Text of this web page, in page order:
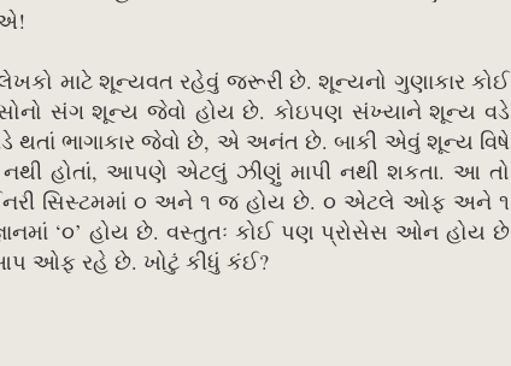
માટે શૂન્યવત રહેવું જરૂરી છે. શૂન્યનો ગુણાકાર કોઈ
સંગ શૂન્ય જેવો હોય છે. કોઇપણ સંખ્યાને શૂન્ય વડે
ભાગાકાર જેવો છે, એ અનંત છે. બાકી એવું શૂન્ય વિષે
હોતાં, આપણે એટલું ઝીણું માપી નથી શકતા. આ તો
સિસ્ટમમાં ૦ અને ૧ જ હોય છે. ૦ એટલે ઓફ અને ૧
‘૦’ હોય છે. વસ્તુતઃ કોઈ પણ પ્રોસેસ ઓન હોય છે
ઓફ રહે છે. ખોટું કીધું કંઈ?